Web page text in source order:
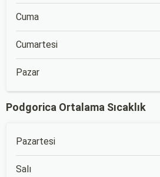
Cuma
Cumartesi
Pazar
Podgorica Ortalama Sıcaklık
Pazartesi
Salı